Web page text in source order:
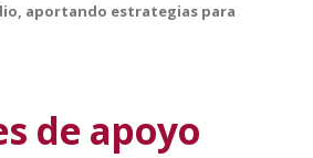
aportando estrategias para
de apoyo